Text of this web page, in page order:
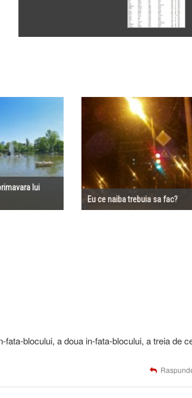
lui
Eu ce naiba trebuia sa fac?
fata-blocului, a doua in-fata-blocului, a treia de